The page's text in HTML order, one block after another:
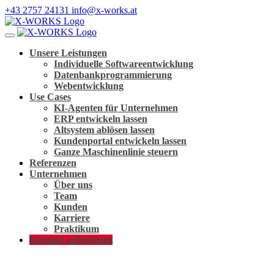
+43 2757 24131 info@x-works.at
Unsere Leistungen
Individuelle Softwareentwicklung
Datenbankprogrammierung
Webentwicklung
Use Cases
KI-Agenten für Unternehmen
ERP entwickeln lassen
Altsystem ablösen lassen
Kundenportal entwickeln lassen
Ganze Maschinenlinie steuern
Referenzen
Unternehmen
Über uns
Team
Kunden
Karriere
Praktikum
Kontakt aufnehmen